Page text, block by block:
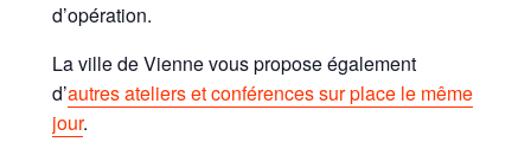
d’opération.
La ville de Vienne vous propose également
d’autres ateliers et conférences sur place le même
jour.